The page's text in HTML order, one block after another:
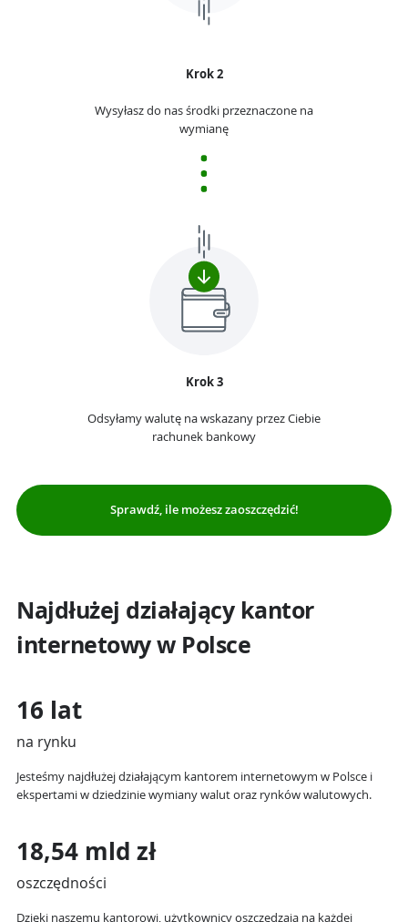
Krok 2
Wysyłasz do nas środki przeznaczone na
wymianę
Krok 3
Odsyłamy walutę na wskazany przez Ciebie
rachunek bankowy
Sprawdź, ile możesz zaoszczędzić!
Najdłużej działający kantor
internetowy w Polsce
16 lat
na rynku
Jesteśmy najdłużej działającym kantorem internetowym w Polsce i
ekspertami w dziedzinie wymiany walut oraz rynków walutowych.
18,54 mld zł
oszczędności
Dzięki naszemu kantorowi, użytkownicy oszczędzają na każdej